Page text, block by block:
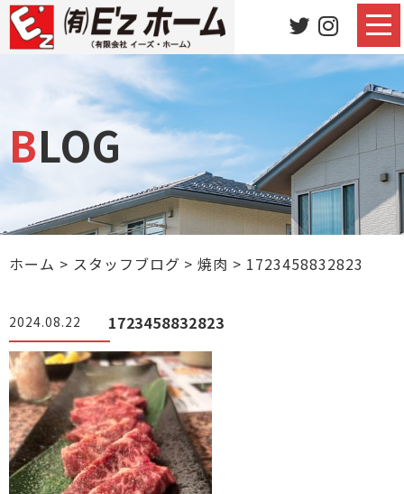
BLOG
ホーム > スタッフブログ >焼肉 > 1723458832823
2024.08.22 1723458832823